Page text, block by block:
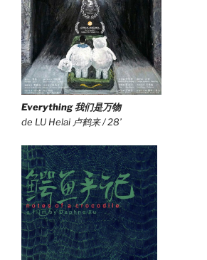
Everything 我们是万物
de LU Helai 卢鹤来 / 28’